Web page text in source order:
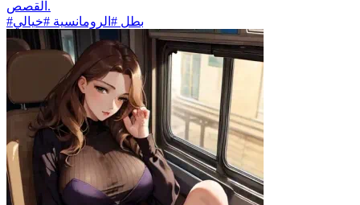
القصص.
#بطل #الرومانسية #خيالي